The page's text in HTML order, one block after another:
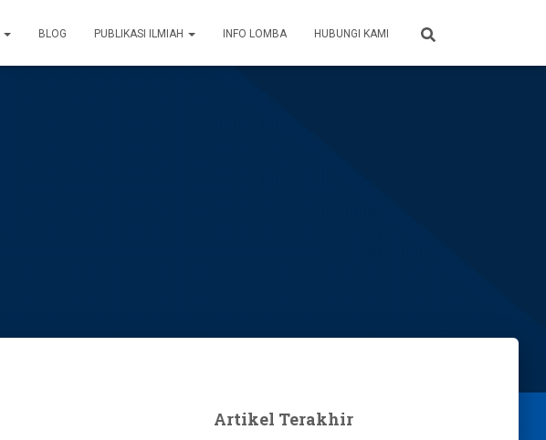
BLOG PUBLIKASI ILMIAH INFO LOMBA HUBUNGI KAMI
Artikel Terakhir